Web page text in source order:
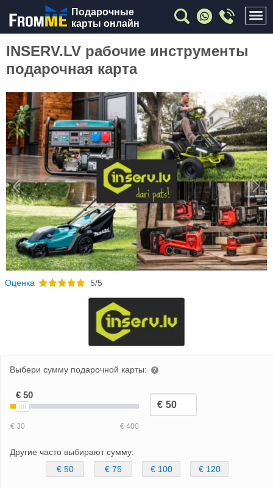
Подарочные
карты онлайн
INSERV.LV рабочие инструменты
подарочная карта
Previous
Oценка 5/5
Выбери сумму подарочной карты:
Другие часто выбирают сумму:
€ 50
€ 75 € 100 € 120